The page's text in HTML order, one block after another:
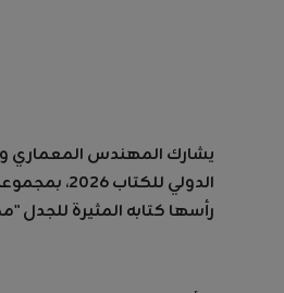
يشارك المهندس المعماري
الدولي
رأسها كتابه المثيرة للجدل